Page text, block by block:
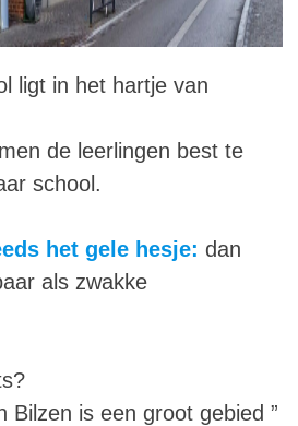
ligt in het hartje van
de leerlingen best te
school.
het gele hesje:dan
als zwakke
Bilzen is een groot gebied ”